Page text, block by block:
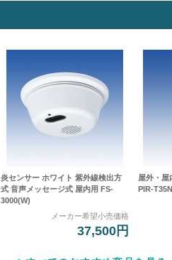
炎センサー ホワイト 紫外線検出方
式 音声メッセージ式 屋内用 FS-
3000(W)
メーカー希望小売価格
37,500円
屋外・屋
PIR-